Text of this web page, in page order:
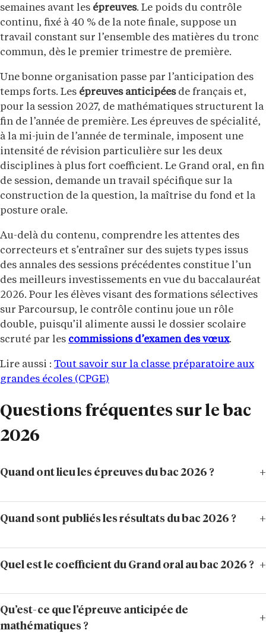
semaines avant les épreuves. Le poids du contrôle
continu, fixé à 40 % de la note finale, suppose un
travail constant sur l’ensemble des matières du tronc
commun, dès le premier trimestre de première.
Une bonne organisation passe par l’anticipation des
temps forts. Les épreuves anticipéesde français et,
pour la session 2027, de mathématiques structurent la
fin de l’année de première. Les épreuves de spécialité,
à la mi-juin de l’année de terminale, imposent une
intensité de révision particulière sur les deux
disciplines à plus fort coefficient. Le Grand oral, en fin
de session, demande un travail spécifique sur la
construction de la question, la maîtrise du fond et la
posture orale.
Au-delà du contenu, comprendre les attentes des
correcteurs et s’entraîner sur des sujets types issus
des annales des sessions précédentes constitue l’un
des meilleurs investissements en vue du baccalauréat
2026. Pour les élèves visant des formations sélectives
sur Parcoursup, le contrôle continu joue un rôle
double, puisqu’il alimente aussi le dossier scolaire
scruté par les commissions d’examen des vœux.
Lire aussi : Tout savoir sur la classe préparatoire aux
grandes écoles (CPGE)
Questions fréquentes sur le bac
2026
Quand ont lieu les épreuves du bac 2026 ?
Quand sont publiés les résultats du bac 2026 ?
Quel est le coefficient du Grand oral au bac 2026 ?
Qu’est-ce que l’épreuve anticipée de
mathématiques ?